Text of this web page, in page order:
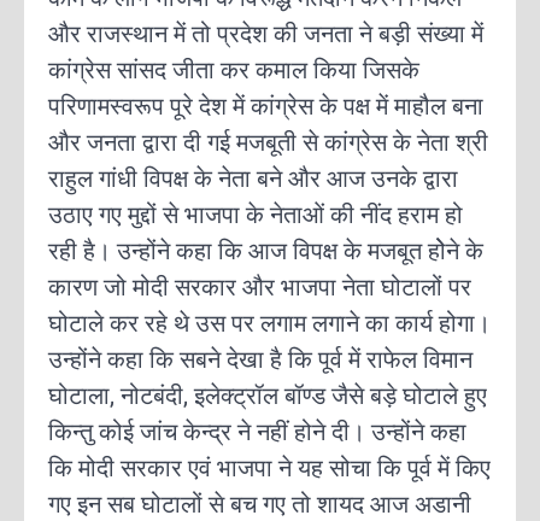
और राजस्थान में तो प्रदेश की जनता ने बड़ी संख्या में
कांग्रेस सांसद जीता कर कमाल किया जिसके
परिणामस्वरूप पूरे देश में कांग्रेस के पक्ष में माहौल बना
और जनता द्वारा दी गई मजबूती से कांग्रेस के नेता श्री
राहुल गांधी विपक्ष के नेता बने और आज उनके द्वारा
उठाए गए मुद्दों से भाजपा के नेताओं की नींद हराम हो
रही है। उन्होंने कहा कि आज विपक्ष के मजबूत होेने के
कारण जो मोदी सरकार और भाजपा नेता घोटालों पर
घोटाले कर रहे थे उस पर लगाम लगाने का कार्य होगा।
उन्होंने कहा कि सबने देखा है कि पूर्व में राफेल विमान
घोटाला, नोटबंदी, इलेक्ट्रॉल बॉण्ड जैसे बड़े घोटाले हुए
किन्तु कोई जांच केन्द्र ने नहीं होने दी। उन्होंने कहा
कि मोदी सरकार एवं भाजपा ने यह सोचा कि पूर्व में किए
गए इन सब घोटालों से बच गए तो शायद आज अडानी